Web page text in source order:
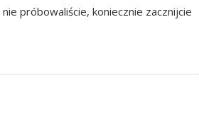
próbowaliście, koniecznie zacznijcie